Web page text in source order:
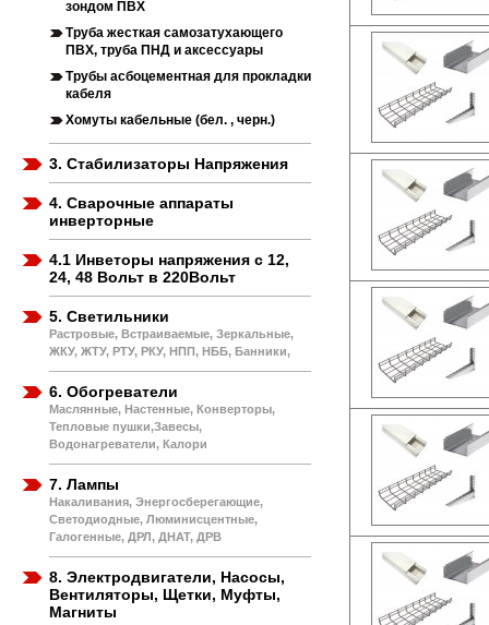
зондом ПВХ
Труба жесткая самозатухающего
ПВХ, труба ПНД и аксессуары
Трубы асбоцементная для прокладки
кабеля
Хомуты кабельные (бел. , черн.)
3. Стабилизаторы Напряжения
4. Сварочные аппараты
инверторные
4.1 Инветоры напряжения с 12,
24, 48 Вольт в 220Вольт
5. Светильники
Растровые, Встраиваемые, Зеркальные,
ЖКУ, ЖТУ, РТУ, РКУ, НПП, НББ, Банники,
6. Обогреватели
Маслянные, Настенные, Конверторы,
Тепловые пушки,Завесы,
Водонагреватели, Калори
7. Лампы
Накаливания, Энергосберегающие,
Светодиодные, Люминисцентные,
Галогенные, ДРЛ, ДНАТ, ДРВ
8. Электродвигатели, Насосы,
Вентиляторы, Щетки, Муфты,
Магниты